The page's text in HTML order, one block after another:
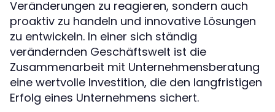
Veränderungen zu reagieren, sondern auch
proaktiv zu handeln und innovative Lösungen
zu entwickeln. In einer sich ständig
verändernden Geschäftswelt ist die
Zusammenarbeit mit Unternehmensberatung
eine wertvolle Investition, die den langfristigen
Erfolg eines Unternehmens sichert.